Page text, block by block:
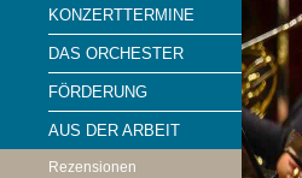
KONZERTTERMINE
DAS ORCHESTER
FÖRDERUNG
AUS DER ARBEIT
Rezensionen